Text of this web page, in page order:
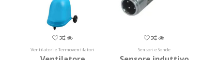
Ventilatori e Termoventilatori Sensori e Sonde